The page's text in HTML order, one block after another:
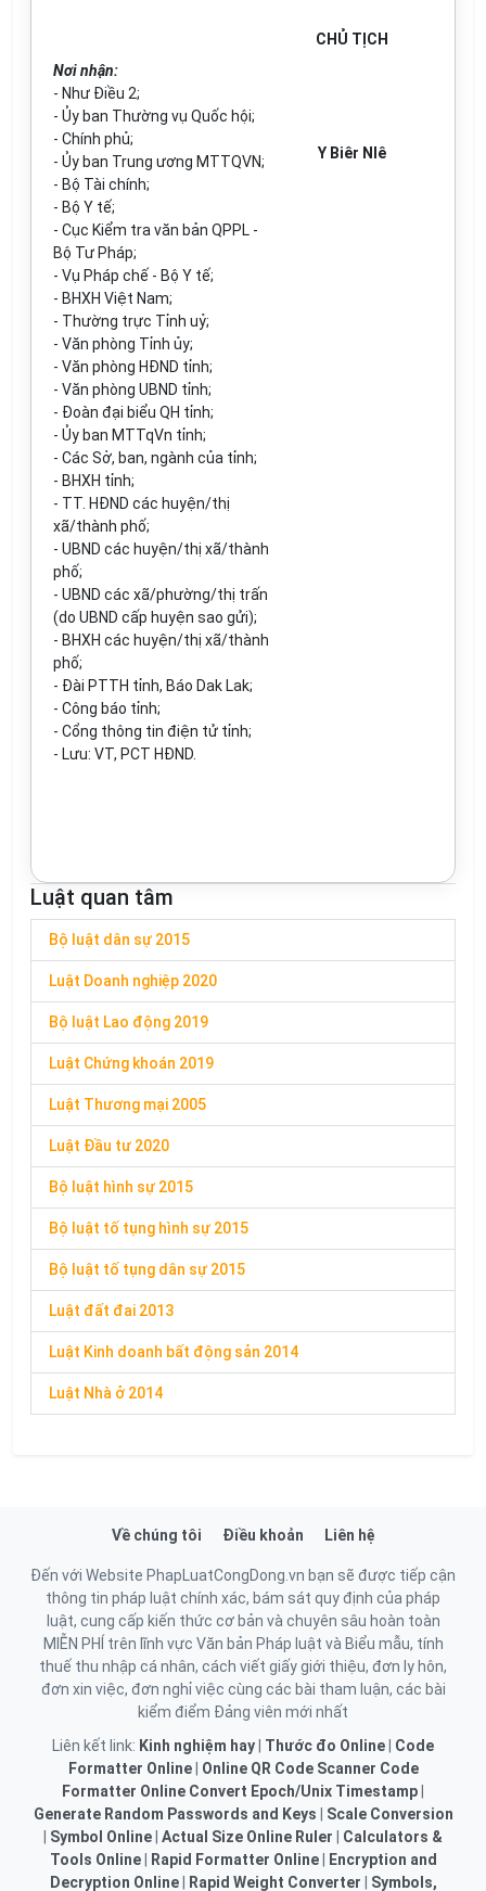
Nơi nhận:
- Như Điều 2;
- Ủy ban Thường vụ Quốc hội;
- Chính phủ;
- Ủy ban Trung ương MTTQVN;
- Bộ Tài chính;
- Bộ Y tế;
- Cục Kiểm tra văn bản QPPL -
Bộ Tư Pháp;
- Vụ Pháp chế - Bộ Y tế;
- BHXH Việt Nam;
- Thường trực Tỉnh uỷ;
- Văn phòng Tỉnh ủy;
- Văn phòng HĐND tỉnh;
- Văn phòng UBND tỉnh;
- Đoàn đại biểu QH tỉnh;
- Ủy ban MTTqVn tỉnh;
- Các Sở, ban, ngành của tỉnh;
- BHXH tỉnh;
- TT. HĐND các huyện/thị
xã/thành phố;
- UBND các huyện/thị xã/thành
phố;
- UBND các xã/phường/thị trấn
(do UBND cấp huyện sao gửi);
- BHXH các huyện/thị xã/thành
phố;
- Đài PTTH tỉnh, Báo Dak Lak;
- Công báo tỉnh;
- Cổng thông tin điện tử tỉnh;
- Lưu: VT, PCT HĐND.
CHỦ TỊCH
Y Biêr NIê
Luật quan tâm
Bộ luật dân sự 2015
Luật Doanh nghiệp 2020
Bộ luật Lao động 2019
Luật Chứng khoán 2019
Luật Thương mại 2005
Luật Đầu tư 2020
Bộ luật hình sự 2015
Bộ luật tố tụng hình sự 2015
Bộ luật tố tụng dân sự 2015
Luật đất đai 2013
Luật Kinh doanh bất động sản 2014
Luật Nhà ở 2014
Về chúng tôi Điều khoản Liên hệ
Đến với Website PhapLuatCongDong.vn bạn sẽ được tiếp cận
thông tin pháp luật chính xác, bám sát quy định của pháp
luật, cung cấp kiến thức cơ bản và chuyên sâu hoàn toàn
MIỄN PHÍ trên lĩnh vực Văn bản Pháp luật và Biểu mẫu, tính
thuế thu nhập cá nhân, cách viết giấy giới thiệu, đơn ly hôn,
đơn xin việc, đơn nghỉ việc cùng các bài tham luận, các bài
kiểm điểm Đảng viên mới nhất
Liên kết link: Kinh nghiệm hay Thước đo Online
Code
Formatter Online| Online QR Code Scanner Code
Formatter Online Convert Epoch/Unix Timestamp
Generate Random Passwords and Keys
Scale Conversion
Symbol Online Actual Size Online Ruler
Calculators &
Tools Online| Rapid Formatter Online|
Encryption and
Decryption Online| Rapid Weight Converter Symbols,